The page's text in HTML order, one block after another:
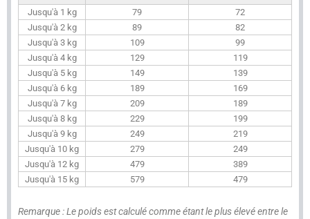
Jusqu'à 1 kg 79
72
Jusqu'à 2 kg
89
82
Jusqu'à 3 kg
109
99
Jusqu'à 4 kg
129
119
Jusqu'à 5 kg
149
139
Jusqu'à 6 kg
189
169
Jusqu'à 7 kg
209
189
Jusqu'à 8 kg
229
199
Jusqu'à 9 kg
249
219
Jusqu'à 10 kg
279
249
Jusqu'à 12 kg
479
389
Jusqu'à 15 kg
579 479
Remarque : Le poids est calculé comme étant le plus élevé entre le